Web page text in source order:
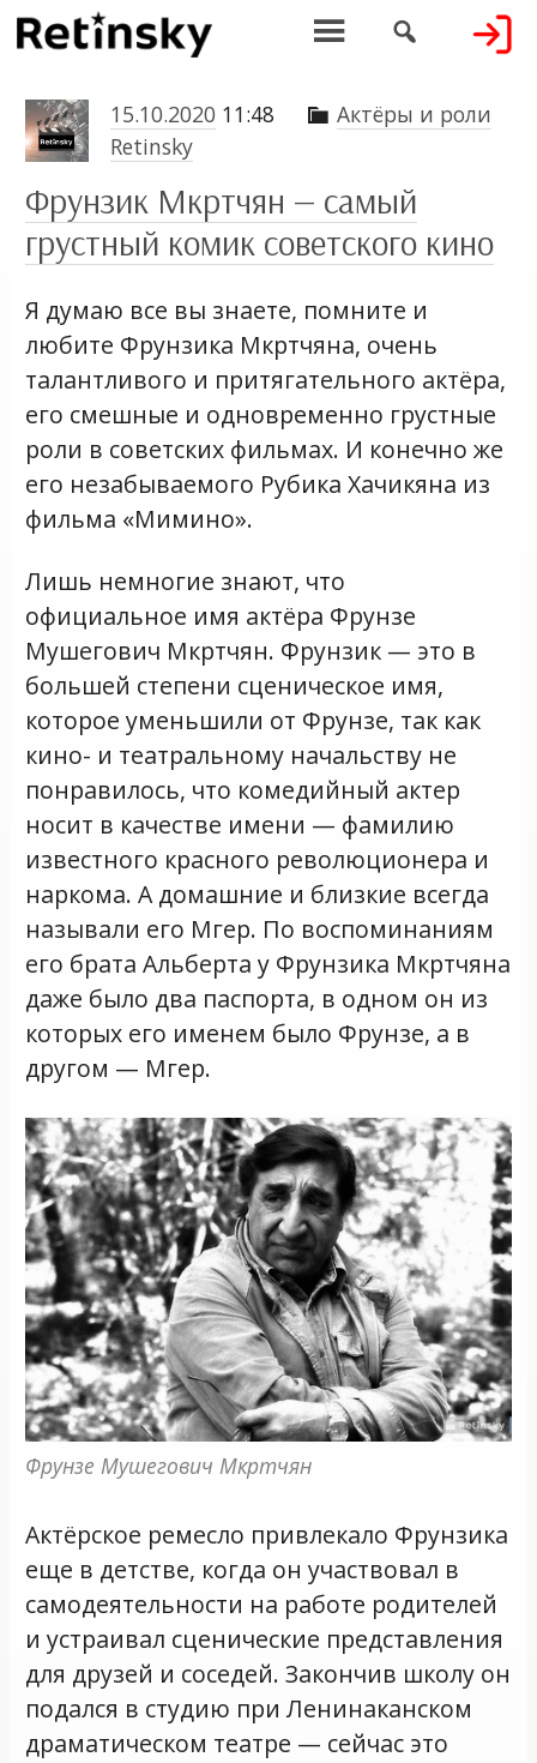
 
15.10.2020 11:48  Актёры и роли
Retinsky
Фрунзик Мкртчян — самый
грустный комик советского кино
Я думаю все вы знаете, помните и
любите Фрунзика Мкртчяна, очень
талантливого и притягательного актёра,
его смешные и одновременно грустные
роли в советских фильмах. И конечно же
его незабываемого Рубика Хачикяна из
фильма «Мимино».
Лишь немногие знают, что
официальное имя актёра Фрунзе
Мушегович Мкртчян. Фрунзик — это в
большей степени сценическое имя,
которое уменьшили от Фрунзе, так как
кино- и театральному начальству не
понравилось, что комедийный актер
носит в качестве имени — фамилию
известного красного революционера и
наркома. А домашние и близкие всегда
называли его Мгер. По воспоминаниям
его брата Альберта у Фрунзика Мкртчяна
даже было два паспорта, в одном он из
которых его именем было Фрунзе, а в
другом — Мгер.
Фрунзе Мушегович Мкртчян
Актёрское ремесло привлекало Фрунзика
еще в детстве, когда он участвовал в
самодеятельности на работе родителей
и устраивал сценические представления
для друзей и соседей. Закончив школу он
подался в студию при Ленинаканском
драматическом театре — сейчас это